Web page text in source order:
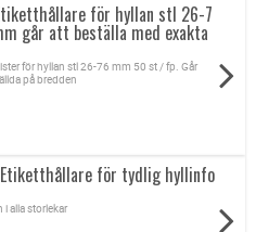
för hyllan stl 26-7
går att beställa med exakta
för hyllan stl 26-76 mm 50 st / fp. Går
på bredden
för tydlig hyllinfo
i alla storlekar